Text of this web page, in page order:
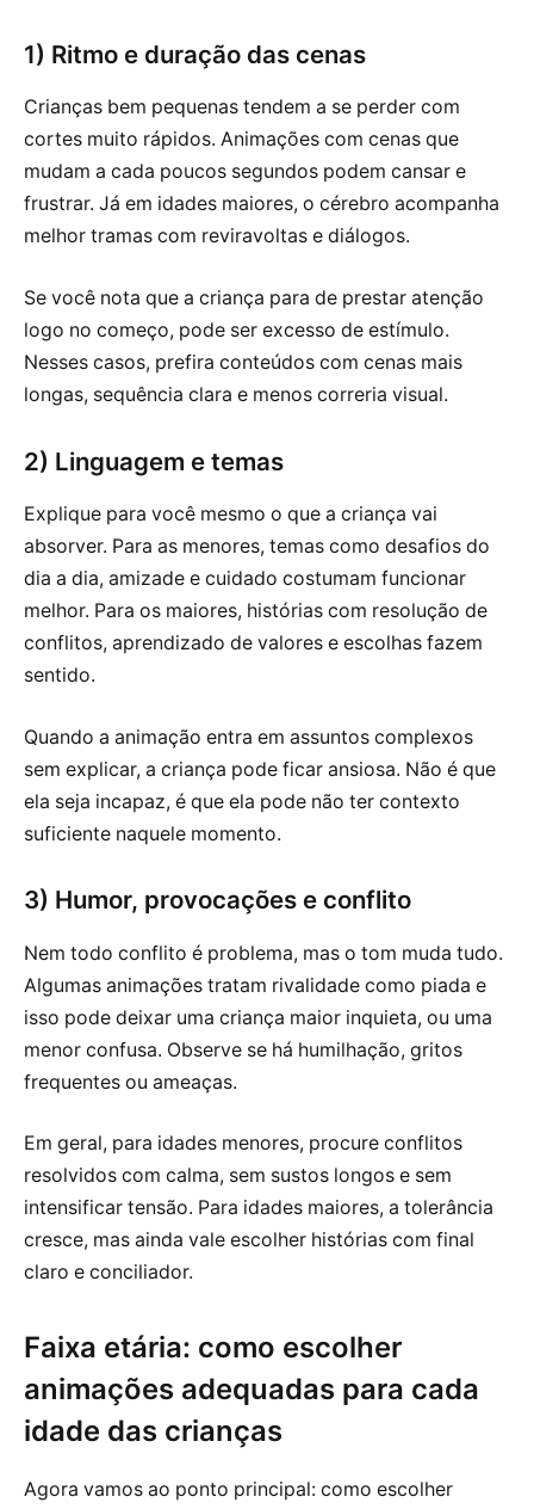
1) Ritmo e duração das cenas
Crianças bem pequenas tendem a se perder com
cortes muito rápidos. Animações com cenas que
mudam a cada poucos segundos podem cansar e
frustrar. Já em idades maiores, o cérebro acompanha
melhor tramas com reviravoltas e diálogos.
Se você nota que a criança para de prestar atenção
logo no começo, pode ser excesso de estímulo.
Nesses casos, prefira conteúdos com cenas mais
longas, sequência clara e menos correria visual.
2) Linguagem e temas
Explique para você mesmo o que a criança vai
absorver. Para as menores, temas como desafios do
dia a dia, amizade e cuidado costumam funcionar
melhor. Para os maiores, histórias com resolução de
conflitos, aprendizado de valores e escolhas fazem
sentido.
Quando a animação entra em assuntos complexos
sem explicar, a criança pode ficar ansiosa. Não é que
ela seja incapaz, é que ela pode não ter contexto
suficiente naquele momento.
3) Humor, provocações e conflito
Nem todo conflito é problema, mas o tom muda tudo.
Algumas animações tratam rivalidade como piada e
isso pode deixar uma criança maior inquieta, ou uma
menor confusa. Observe se há humilhação, gritos
frequentes ou ameaças.
Em geral, para idades menores, procure conflitos
resolvidos com calma, sem sustos longos e sem
intensificar tensão. Para idades maiores, a tolerância
cresce, mas ainda vale escolher histórias com final
claro e conciliador.
Faixa etária: como escolher
animações adequadas para cada
idade das crianças
Agora vamos ao ponto principal: como escolher